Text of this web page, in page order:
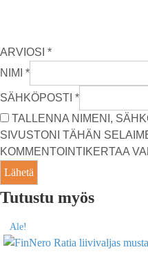
ARVIOSI *
NIMI *
SÄHKÖPOSTI *
TALLENNA NIMENI,
SIVUSTONI TÄHÄN
KOMMENTOINTIKERTAA
Tutustu myös
Ale!